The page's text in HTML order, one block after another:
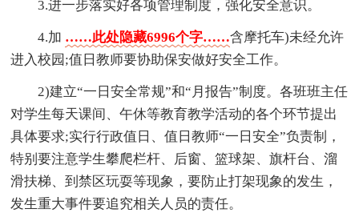
3.进一步落实好各项管理制度，强化安全意识。
4.加 ……此处隐藏6996个字……含摩托车)未经允许
进入校园;值日教师要协助保安做好安全工作。
2)建立“一日安全常规”和“月报告”制度。各班班主任
对学生每天课间、午休等教育教学活动的各个环节提出
具体要求;实行行政值日、值日教师“一日安全”负责制，
特别要注意学生攀爬栏杆、后窗、篮球架、旗杆台、溜
滑扶梯、到禁区玩耍等现象，要防止打架现象的发生，
发生重大事件要追究相关人员的责任。